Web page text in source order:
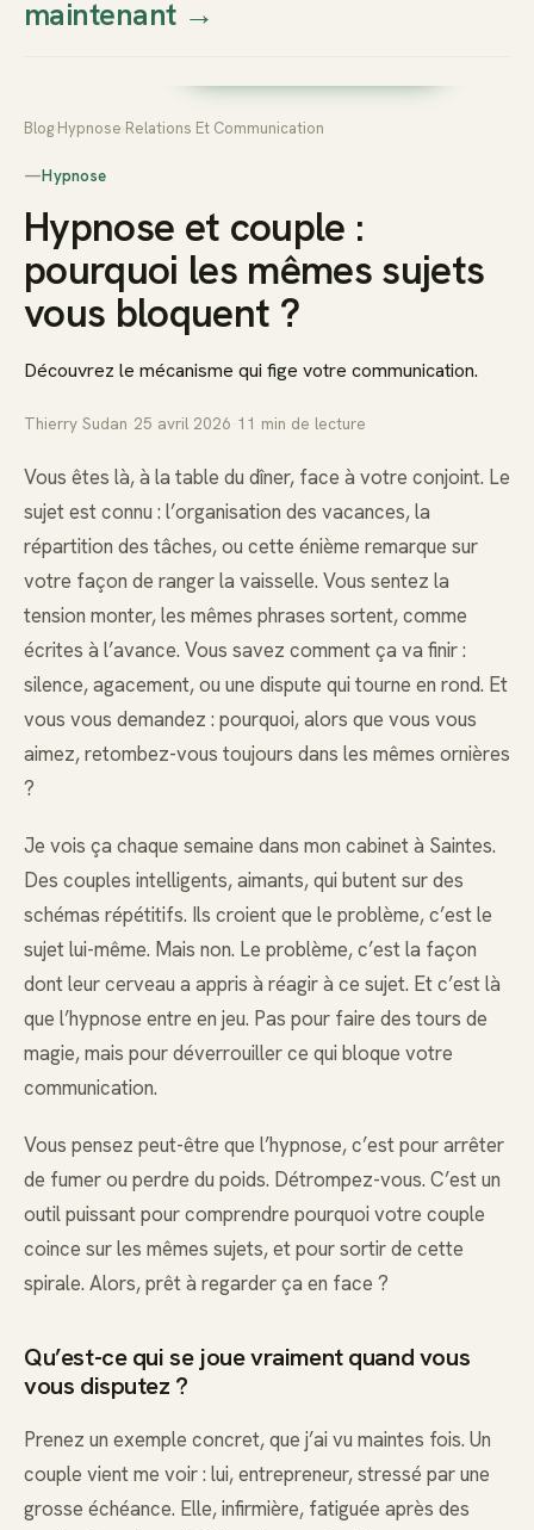
Thierry
Prendre rendez-vous dès
maintenant→
Blog Hypnose Relations Et Communication
—Hypnose
Hypnose et couple :
pourquoi les mêmes sujets
vous bloquent ?
Découvrez le mécanisme qui fige votre communication.
Thierry Sudan 25 avril 2026 11 min de lecture
Vous êtes là, à la table du dîner, face à votre conjoint. Le
sujet est connu : l’organisation des vacances, la
répartition des tâches, ou cette énième remarque sur
votre façon de ranger la vaisselle. Vous sentez la
tension monter, les mêmes phrases sortent, comme
écrites à l’avance. Vous savez comment ça va finir :
silence, agacement, ou une dispute qui tourne en rond. Et
vous vous demandez : pourquoi, alors que vous vous
aimez, retombez-vous toujours dans les mêmes ornières
?
Je vois ça chaque semaine dans mon cabinet à Saintes.
Des couples intelligents, aimants, qui butent sur des
schémas répétitifs. Ils croient que le problème, c’est le
sujet lui-même. Mais non. Le problème, c’est la façon
dont leur cerveau a appris à réagir à ce sujet. Et c’est là
que l’hypnose entre en jeu. Pas pour faire des tours de
magie, mais pour déverrouiller ce qui bloque votre
communication.
Vous pensez peut-être que l’hypnose, c’est pour arrêter
de fumer ou perdre du poids. Détrompez-vous. C’est un
outil puissant pour comprendre pourquoi votre couple
coince sur les mêmes sujets, et pour sortir de cette
spirale. Alors, prêt à regarder ça en face ?
Qu’est-ce qui se joue vraiment quand vous
vous disputez ?
Prenez un exemple concret, que j’ai vu maintes fois. Un
couple vient me voir : lui, entrepreneur, stressé par une
grosse échéance. Elle, infirmière, fatiguée après des